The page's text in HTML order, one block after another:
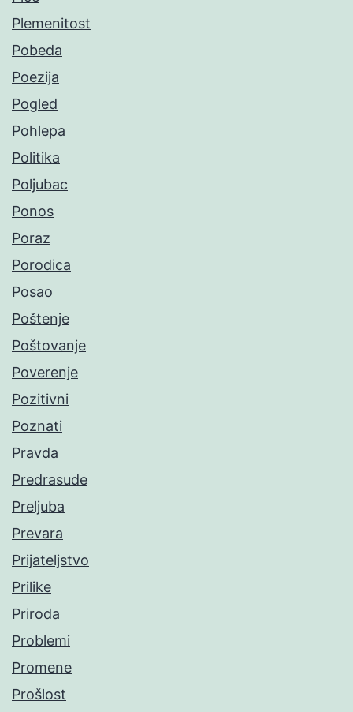
Plemenitost
Pobeda
Poezija
Pogled
Pohlepa
Politika
Poljubac
Ponos
Poraz
Porodica
Posao
Poštenje
Poštovanje
Poverenje
Pozitivni
Poznati
Pravda
Predrasude
Preljuba
Prevara
Prijateljstvo
Prilike
Priroda
Problemi
Promene
Prošlost